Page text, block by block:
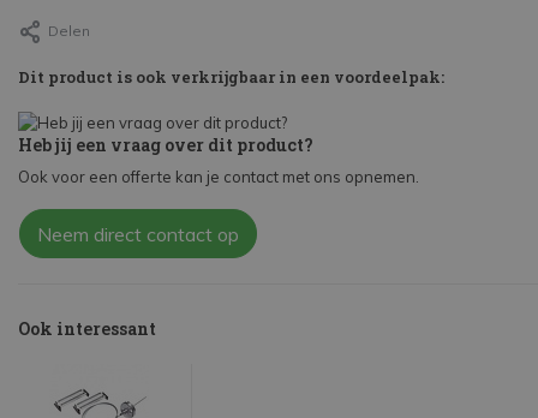
Delen
Dit product is ook verkrijgbaar in een voordeelpak:
Heb jij een vraag over dit product?
Ook voor een offerte kan je contact met ons opnemen.
Neem direct contact op
Ook interessant